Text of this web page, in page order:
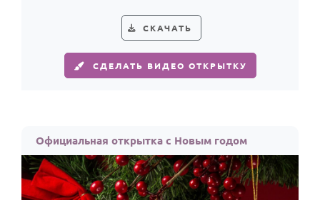
СКАЧАТЬ
СДЕЛАТЬ ВИДЕО ОТКРЫТКУ
Официальная открытка с Новым годом